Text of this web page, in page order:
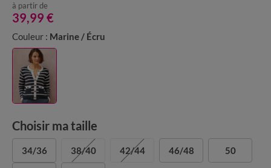
à partir de
39,99 €
Couleur : Marine / Écru
Choisir ma taille
34/36 38/40 42/44 46/48 50